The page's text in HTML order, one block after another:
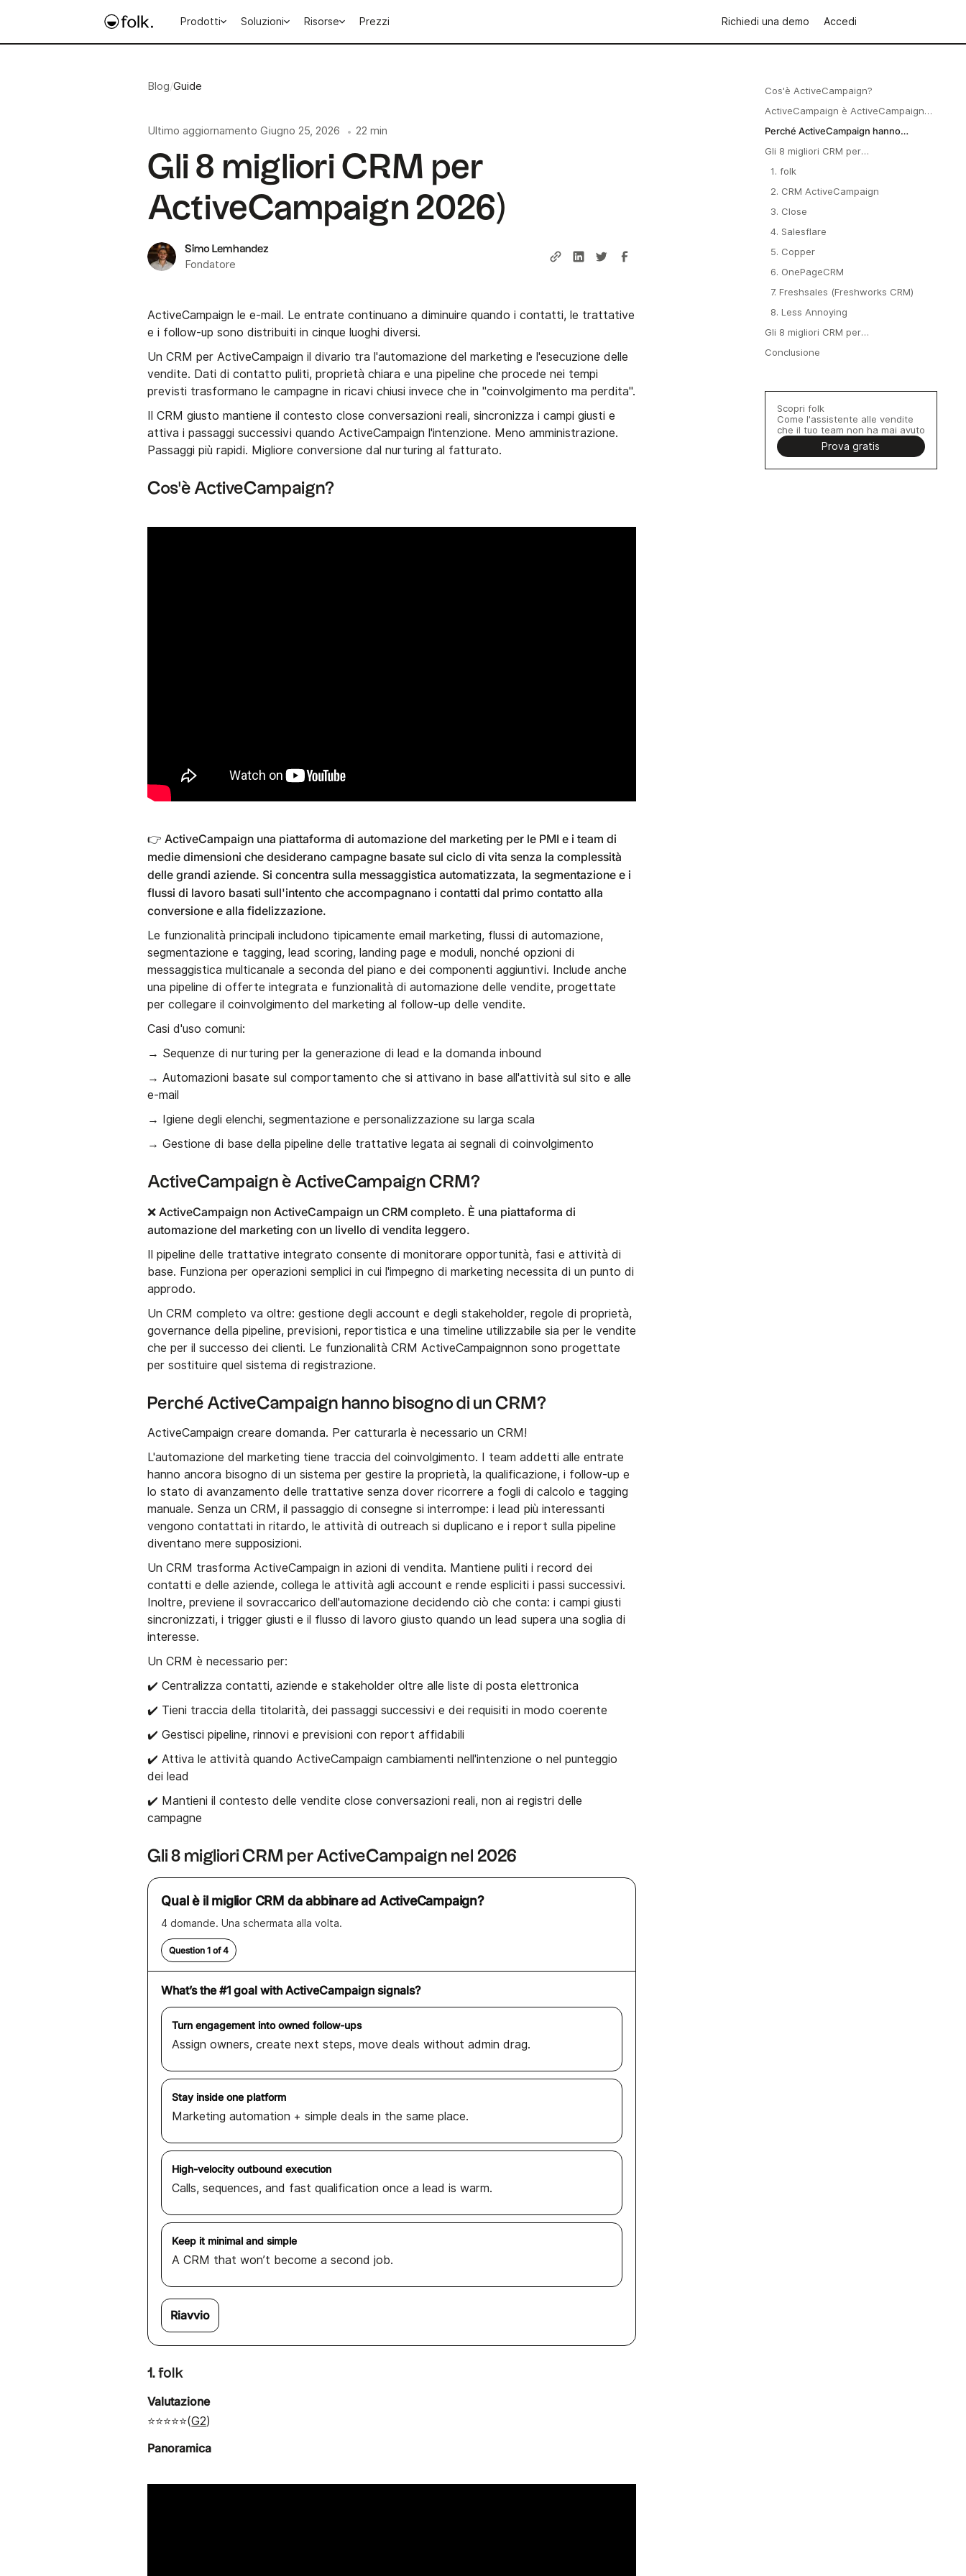
Prodotti Soluzioni Risorse Prezzi Richiedi una demo Accedi
Blog/Guide
Ultimo aggiornamento Giugno 25, 2026 • 22 min
Gli 8 migliori CRM per
ActiveCampaign 2026)
Simo Lemhandez
Fondatore
ActiveCampaign le e-mail. Le entrate continuano a diminuire quando i contatti, le trattative
e i follow-up sono distribuiti in cinque luoghi diversi.
Un CRM per ActiveCampaign il divario tra l'automazione del marketing e l'esecuzione delle
vendite. Dati di contatto puliti, proprietà chiara e una pipeline che procede nei tempi
previsti trasformano le campagne in ricavi chiusi invece che in "coinvolgimento ma perdita".
Il CRM giusto mantiene il contesto close conversazioni reali, sincronizza i campi giusti e
attiva i passaggi successivi quando ActiveCampaign l'intenzione. Meno amministrazione.
Passaggi più rapidi. Migliore conversione dal nurturing al fatturato.
Cos'è ActiveCampaign?
👉 ActiveCampaign una piattaforma di automazione del marketing per le PMI e i team di
medie dimensioni che desiderano campagne basate sul ciclo di vita senza la complessità
delle grandi aziende. Si concentra sulla messaggistica automatizzata, la segmentazione e i
flussi di lavoro basati sull'intento che accompagnano i contatti dal primo contatto alla
conversione e alla fidelizzazione.
Le funzionalità principali includono tipicamente email marketing, flussi di automazione,
segmentazione e tagging, lead scoring, landing page e moduli, nonché opzioni di
messaggistica multicanale a seconda del piano e dei componenti aggiuntivi. Include anche
una pipeline di offerte integrata e funzionalità di automazione delle vendite, progettate
per collegare il coinvolgimento del marketing al follow-up delle vendite.
Casi d'uso comuni:
→ Sequenze di nurturing per la generazione di lead e la domanda inbound
→ Automazioni basate sul comportamento che si attivano in base all'attività sul sito e alle
e-mail
→ Igiene degli elenchi, segmentazione e personalizzazione su larga scala
→ Gestione di base della pipeline delle trattative legata ai segnali di coinvolgimento
ActiveCampaign è ActiveCampaign CRM?
❌ ActiveCampaign non ActiveCampaign un CRM completo. È una piattaforma di
automazione del marketing con un livello di vendita leggero.
Il pipeline delle trattative integrato consente di monitorare opportunità, fasi e attività di
base. Funziona per operazioni semplici in cui l'impegno di marketing necessita di un punto di
approdo.
Un CRM completo va oltre: gestione degli account e degli stakeholder, regole di proprietà,
governance della pipeline, previsioni, reportistica e una timeline utilizzabile sia per le vendite
che per il successo dei clienti. Le funzionalità CRM ActiveCampaignnon sono progettate
per sostituire quel sistema di registrazione.
Perché ActiveCampaign hanno bisogno di un CRM?
ActiveCampaign creare domanda. Per catturarla è necessario un CRM!
L'automazione del marketing tiene traccia del coinvolgimento. I team addetti alle entrate
hanno ancora bisogno di un sistema per gestire la proprietà, la qualificazione, i follow-up e
lo stato di avanzamento delle trattative senza dover ricorrere a fogli di calcolo e tagging
manuale. Senza un CRM, il passaggio di consegne si interrompe: i lead più interessanti
vengono contattati in ritardo, le attività di outreach si duplicano e i report sulla pipeline
diventano mere supposizioni.
Un CRM trasforma ActiveCampaign in azioni di vendita. Mantiene puliti i record dei
contatti e delle aziende, collega le attività agli account e rende espliciti i passi successivi.
Inoltre, previene il sovraccarico dell'automazione decidendo ciò che conta: i campi giusti
sincronizzati, i trigger giusti e il flusso di lavoro giusto quando un lead supera una soglia di
interesse.
Un CRM è necessario per:
✔️ Centralizza contatti, aziende e stakeholder oltre alle liste di posta elettronica
✔️ Tieni traccia della titolarità, dei passaggi successivi e dei requisiti in modo coerente
✔️ Gestisci pipeline, rinnovi e previsioni con report affidabili
✔️ Attiva le attività quando ActiveCampaign cambiamenti nell'intenzione o nel punteggio
dei lead
✔️ Mantieni il contesto delle vendite close conversazioni reali, non ai registri delle
campagne
Gli 8 migliori CRM per ActiveCampaign nel 2026
Qual è il miglior CRM da abbinare ad ActiveCampaign?
4 domande. Una schermata alla volta.
Question 1 of 4
What’s the #1 goal with ActiveCampaign signals?
Turn engagement into owned follow-ups
Assign owners, create next steps, move deals without admin drag.
Stay inside one platform
Marketing automation + simple deals in the same place.
High-velocity outbound execution
Calls, sequences, and fast qualification once a lead is warm.
Keep it minimal and simple
A CRM that won’t become a second job.
Riavvio
1. folk
Valutazione
⭐⭐⭐⭐⭐(G2)
Panoramica
Cos'è ActiveCampaign?
ActiveCampaign è ActiveCampaign
CRM?
Perché ActiveCampaign hanno
Gli 8 migliori CRM per
1. folk
2. CRM ActiveCampaign
3. Close
4. Salesflare
5. Copper
6. OnePageCRM
7. Freshsales (Freshworks CRM)
8. Less Annoying
Gli 8 migliori CRM per
Conclusione
Scopri folk
Come l'assistente alle vendite
che il tuo team non ha mai avuto
Prova gratis